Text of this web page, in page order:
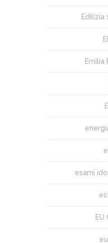
Edilizia
Emilia
esami
EU